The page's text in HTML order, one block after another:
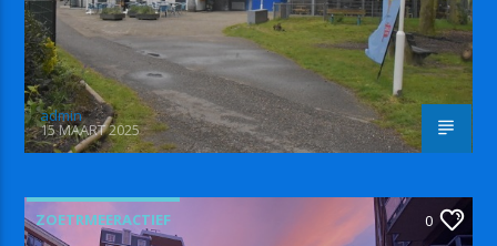
admin
15 MAART 2025
ZOETRMEERACTIEF 0